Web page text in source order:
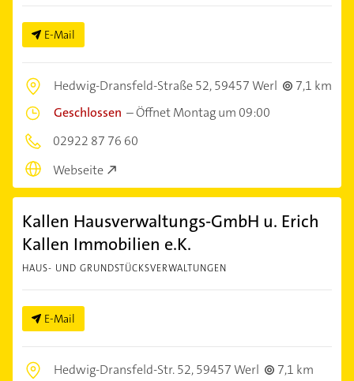
E-Mail
Hedwig-Dransfeld-Straße 52,59457 Werl
7,1 km
Geschlossen –Öffnet Montag um 09:00
02922 87 76 60
Webseite
Kallen Hausverwaltungs-GmbH u. Erich
Kallen Immobilien e.K.
HAUS- UND GRUNDSTÜCKSVERWALTUNGEN
E-Mail
Hedwig-Dransfeld-Str. 52,59457 Werl
7,1 km